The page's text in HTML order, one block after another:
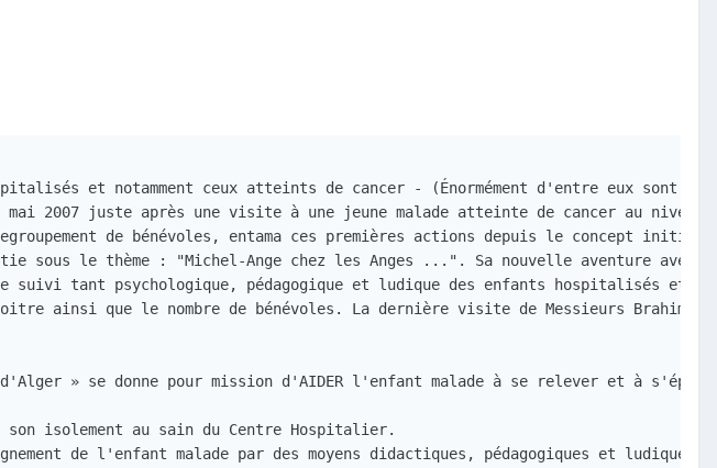
et notamment ceux atteints de cancer - (Énormément d'entre eux
2007 juste après une visite à une jeune malade atteinte de cancer au
de bénévoles, entama ces premières actions depuis le concept
sous le thème : "Michel-Ange chez les Anges ...". Sa nouvelle aventure
le suivi tant psychologique, pédagogique et ludique des enfants hospitalisés
ainsi que le nombre de bénévoles. La dernière visite de Messieurs Brahim
» se donne pour mission d'AIDER l'enfant malade à se relever et à
isolement au sain du Centre Hospitalier.
de l'enfant malade par des moyens didactiques, pédagogiques et ludiques